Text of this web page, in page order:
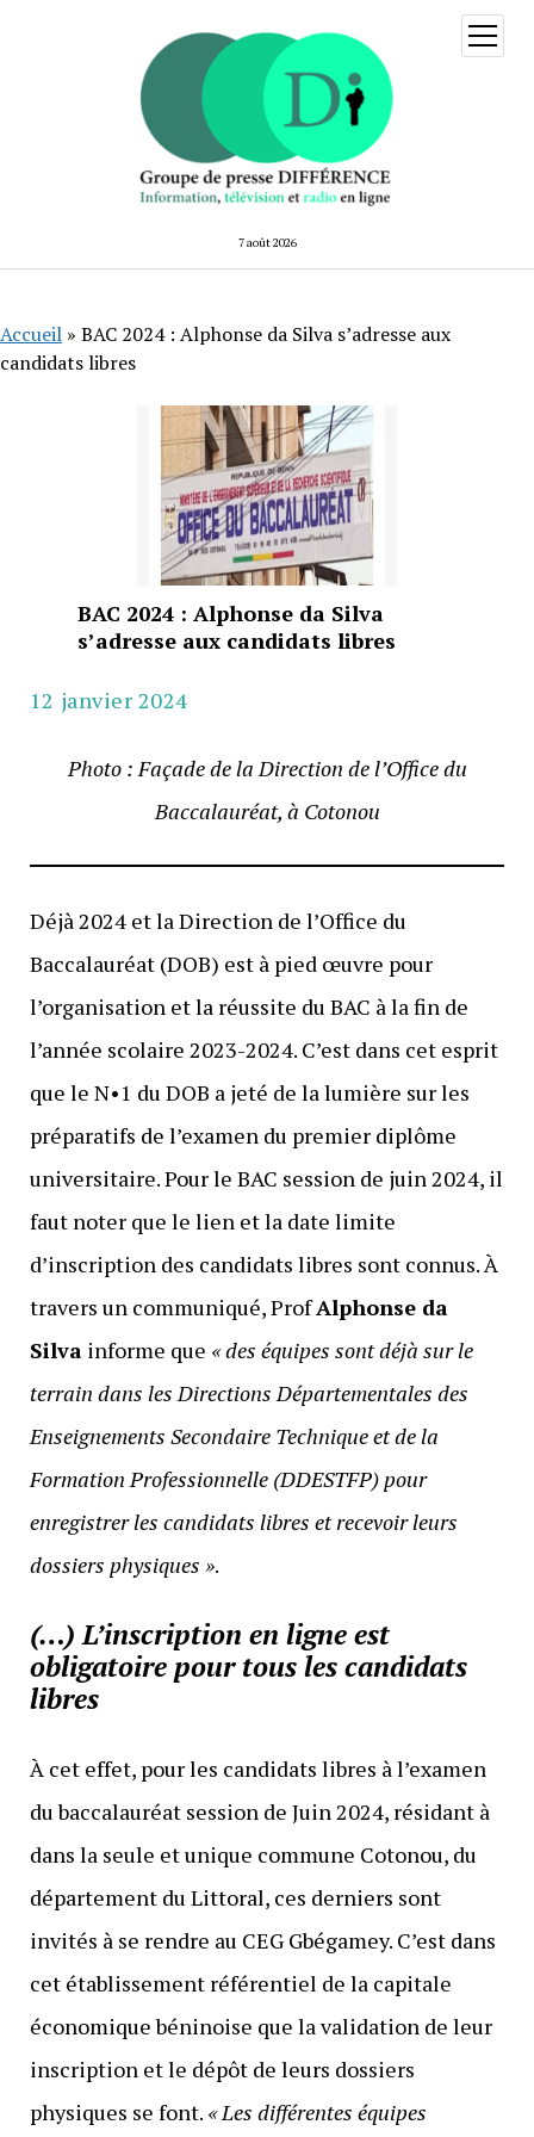
7 août 2026
ouvrir
menu
Accueil » BAC 2024 : Alphonse da Silva s’adresse aux
candidats libres
BAC 2024 : Alphonse da Silva
s’adresse aux candidats libres
12 janvier 2024
Photo : Façade de la Direction de l’Office du
Baccalauréat, à Cotonou
Déjà 2024 et la Direction de l’Office du
Baccalauréat (DOB) est à pied œuvre pour
l’organisation et la réussite du BAC à la fin de
l’année scolaire 2023-2024. C’est dans cet esprit
que le N•1 du DOB a jeté de la lumière sur les
préparatifs de l’examen du premier diplôme
universitaire. Pour le BAC session de juin 2024, il
faut noter que le lien et la date limite
d’inscription des candidats libres sont connus. À
travers un communiqué, ProfAlphonse da
Silvainforme que « des équipes sont déjà sur le
terrain dans les Directions Départementales des
Enseignements Secondaire Technique et de la
Formation Professionnelle (DDESTFP) pour
enregistrer les candidats libres et recevoir leurs
dossiers physiques ».
(…) L’inscription en ligne est
obligatoire pour tous les candidats
libres
À cet effet, pour les candidats libres à l’examen
du baccalauréat session de Juin 2024, résidant à
dans la seule et unique commune Cotonou, du
département du Littoral, ces derniers sont
invités à se rendre au CEG Gbégamey. C’est dans
cet établissement référentiel de la capitale
économique béninoise que la validation de leur
inscription et le dépôt de leurs dossiers
physiques se font. « Les différentes équipes